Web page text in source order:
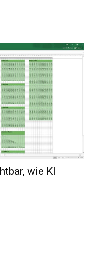
wie KI